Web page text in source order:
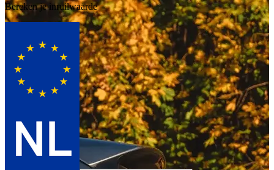
Bereken je inruilwaarde